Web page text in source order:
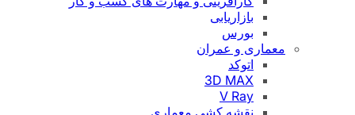
بازاریابی
بورس
معماری و عمران
اتوکد
3D MAX
V Ray
نقشه کشی معماری